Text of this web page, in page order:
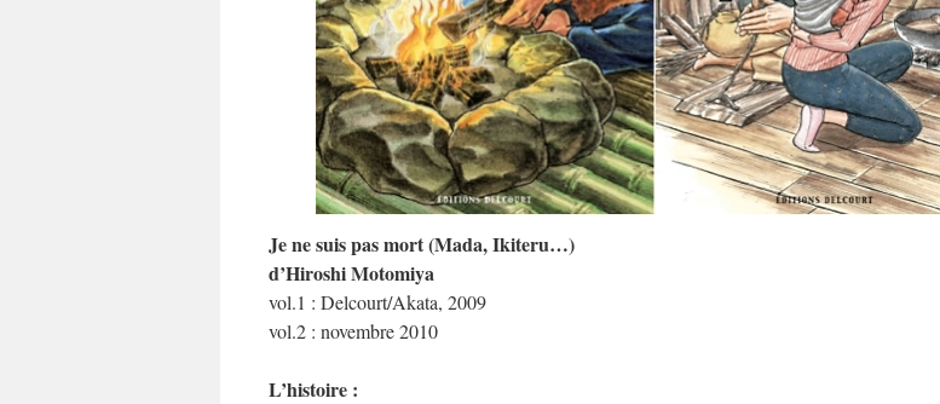
Je ne suis pas mort (Mada, Ikiteru…)
d’Hiroshi Motomiya
vol.1 : Delcourt/Akata, 2009
vol.2 : novembre 2010
L’histoire :